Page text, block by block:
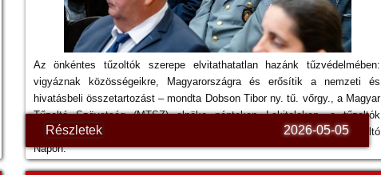
Az önkéntes tűzoltók szerepe elvitathatatlan hazánk tűzvédelmében:
vigyáznak közösségeikre, Magyarországra és erősítik a nemzeti és
hivatásbeli összetartozást – mondta Dobson Tibor ny. tű. vőrgy., a Magyar
Tűzoltó Szövetség (MTSZ) elnöke pénteken Lakiteleken, a tűzoltók
védőszentje, Szent Flórián napja alkalmából rendezett Országos Tűzoltó
Napon.
Részletek 2026-05-05